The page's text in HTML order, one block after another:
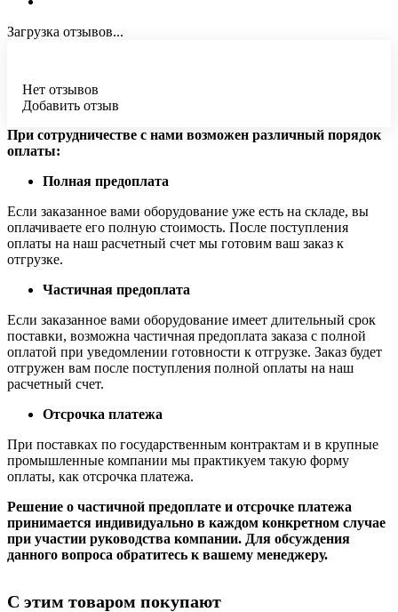
Загрузка отзывов...
Нет отзывов
Добавить отзыв
При сотрудничестве с нами возможен различный порядок
оплаты:
Полная предоплата
Если заказанное вами оборудование уже есть на складе, вы
оплачиваете его полную стоимость. После поступления
оплаты на наш расчетный счет мы готовим ваш заказ к
отгрузке.
Частичная предоплата
Если заказанное вами оборудование имеет длительный срок
поставки, возможна частичная предоплата заказа с полной
оплатой при уведомлении готовности к отгрузке. Заказ будет
отгружен вам после поступления полной оплаты на наш
расчетный счет.
Отсрочка платежа
При поставках по государственным контрактам и в крупные
промышленные компании мы практикуем такую форму
оплаты, как отсрочка платежа.
Решение о частичной предоплате и отсрочке платежа
принимается индивидуально в каждом конкретном случае
при участии руководства компании. Для обсуждения
данного вопроса обратитесь к вашему менеджеру.
С этим товаром покупают